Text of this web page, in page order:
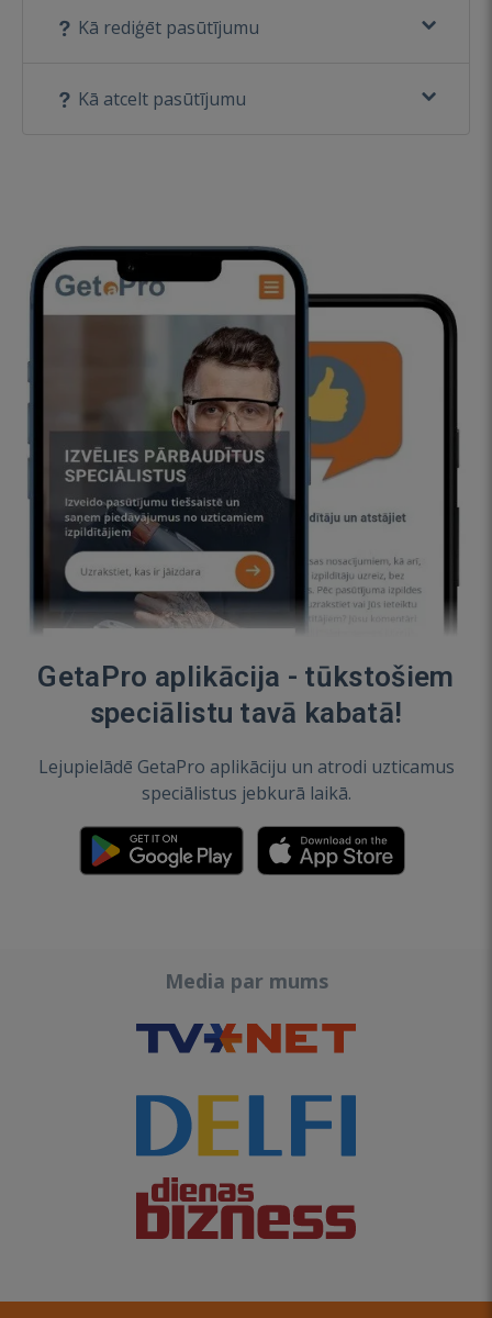
Kā rediģēt pasūtījumu
Kā atcelt pasūtījumu
GetaPro aplikācija - tūkstošiem
speciālistu tavā kabatā!
Lejupielādē GetaPro aplikāciju un atrodi uzticamus
speciālistus jebkurā laikā.
Media par mums